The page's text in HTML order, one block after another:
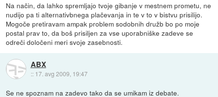
Na način, da lahko spremljajo tvoje gibanje v mestnem prometu, ne
nudijo pa ti alternativbnega plačevanja in te v to v bistvu prisilijo.
Mogoče pretiravam ampak problem sodobnih družb bo po moje
postal prav to, da boš prisiljen za vse uporabniške zadeve se
odreči določeni meri svoje zasebnosti.
ABX
:: 17. avg 2009, 19:47
Se ne spoznam na zadevo tako da se umikam iz debate.